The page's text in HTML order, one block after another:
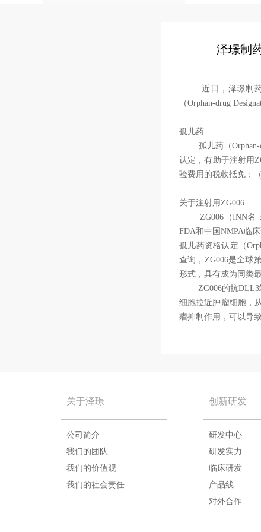
泽璟制
近日，泽璟制药在
（Orphan-drug
孤儿药
孤儿药（Orphan-
认定，有助于注射用
验费用的税收抵免；
关于注射用ZG006
ZG006（INN名：
FDA和中国NMPA临
孤儿药资格认定（
查询，ZG006是全球
形式，具有成为同类
ZG006的抗DLL3端
细胞拉近肿瘤细胞，
瘤抑制作用，可以导
关于泽璟
公司简介
我们的团队
我们的价值观
我们的社会责任
创新研发
研发中心
研发实力
临床研发
产品线
对外合作